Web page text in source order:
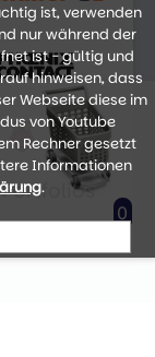
ist, verwenden
nur während der
ist - gültig und
hinweisen, dass
Webseite diese im
von Youtube
Rechner gesetzt
Informationen
.
0